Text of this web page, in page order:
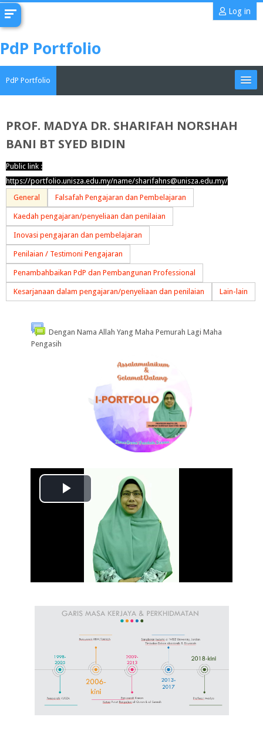
content
Log in
PdP Portfolio
PdP Portfolio
CoMAE-i
English ‎(en)‎
Search
PROF. MADYA DR. SHARIFAH NORSHAH
BANI BT SYED BIDIN
Public link :
https://portfolio.unisza.edu.my/name/sharifahns@unisza.edu.my/
General
Falsafah Pengajaran dan Pembelajaran
Kaedah pengajaran/penyeliaan dan penilaian
Inovasi pengajaran dan pembelajaran
Penilaian / Testimoni Pengajaran
Penambahbaikan PdP dan Pembangunan Professional
Kesarjanaan dalam pengajaran/penyeliaan dan penilaian Lain-lain
Dengan Nama Allah Yang Maha Pemurah Lagi Maha
Pengasih
Play
Video